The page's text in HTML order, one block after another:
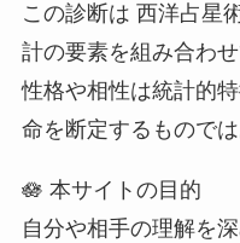
この診断は 西洋占星
計の要素を組み合わ
性格や相性は統計的
命を断定するもので
🪷 本サイトの目的
自分や相手の理解を